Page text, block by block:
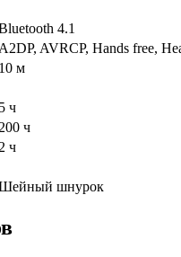
4.1
A2DP, AVRCP, Hands free,
10 м
5 ч
200 ч
2 ч
шнурок